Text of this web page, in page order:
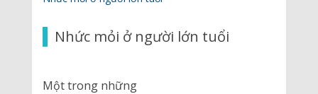
Nhức mỏi ở người lớn tuổi
Một trong những